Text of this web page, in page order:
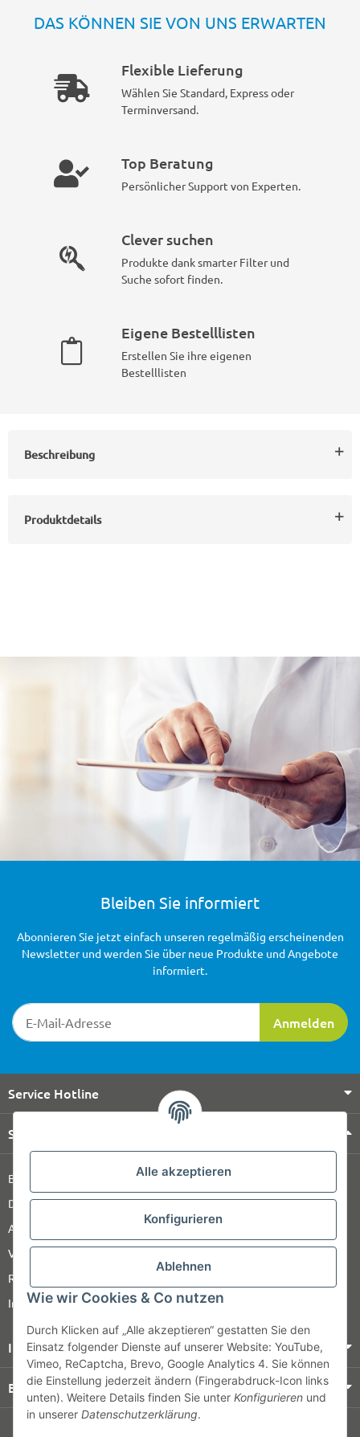
Alle akzeptieren
Konfigurieren
Ablehnen
Wie wir Cookies & Co nutzen
Durch Klicken auf „Alle akzeptieren“ gestatten Sie den
Einsatz folgender Dienste auf unserer Website: YouTube,
Vimeo, ReCaptcha, Brevo, Google Analytics 4. Sie können
die Einstellung jederzeit ändern (Fingerabdruck-Icon links
unten). Weitere Details finden Sie unter Konfigurieren und
in unserer Datenschutzerklärung.
DAS KÖNNEN SIE VON UNS ERWARTEN
Flexible Lieferung
Wählen Sie Standard, Express oder
Terminversand.
Top Beratung
Persönlicher Support von Experten.
Clever suchen
Produkte dank smarter Filter und
Suche sofort finden.
Eigene Bestelllisten
Erstellen Sie ihre eigenen
Bestelllisten
Beschreibung
Produktdetails
Bleiben Sie informiert
Newsletter-Registrierung
Anmelden
Abonnieren Sie jetzt einfach unseren regelmäßig erscheinenden
Newsletter und werden Sie über neue Produkte und Angebote
informiert.
Service Hotline
Shop Service
Barrierefreiheitserklärung
Datenschutz
AGB
Versandinformationen
Retour
Impressum
Informationen
Bezahlung & Versand
© HOZ MEDI WERK